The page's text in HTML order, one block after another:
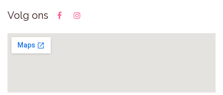
Volg ons